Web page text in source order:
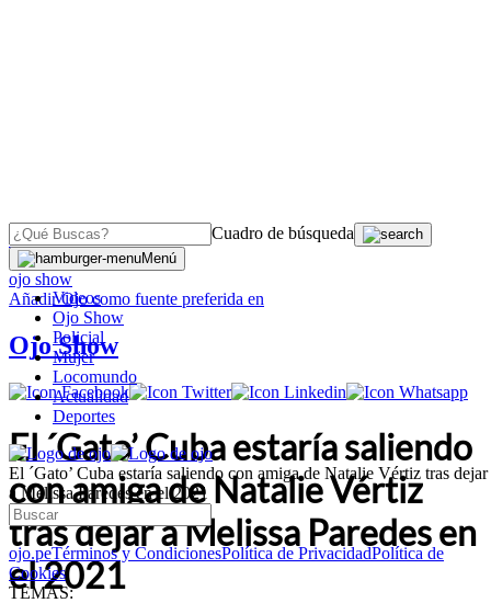
Cuadro de búsqueda
Menú
Videos
Ojo Show
Policial
Mujer
Locomundo
Actualidad
Deportes
El ´Gato’ Cuba estaría saliendo con amiga de Natalie Vértiz tras dejar
a Melissa Paredes en el 2021
ojo.peTérminos y CondicionesPolítica de PrivacidadPolítica de
Cookies
TEMAS:
OJO
ojo show
AñadirOjocomo fuente preferida en
Ojo Show
El ´Gato’ Cuba estaría saliendo
con amiga de Natalie Vértiz
tras dejar a Melissa Paredes en
el 2021